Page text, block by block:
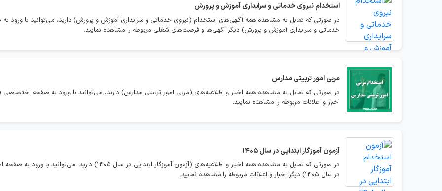
استخدامنیروی خدماتی و سرایداری آموزش و پرورش
در صورتی که تمایل به مشاهده همه آگهی‌های استخدام (نیروی خدماتی و سرایداری آموزش و پرورش) دارید، می‌توانید با ورود
خدماتی و سرایداری آموزش و پرورش) دیگر آگهی‌ها و فرصت‌های شغلی مربوطه را مشاهده نمایید.
مربی امور تربیتی مدارس
در صورتی که تمایل به مشاهده همه اخبار و اطلاعیه‌های (مربی امور تربیتی مدارس) دارید، می‌توانید با ورود به صفحه
اخبار و اعلانات مربوطه را مشاهده نمایید.
آزمون آموزگار ابتدایی در سال 1405
در صورتی که تمایل به مشاهده همه اخبار و اطلاعیه‌های (آزمون آموزگار ابتدایی در
در سال 1405) دیگر اخبار و اعلانات مربوطه را مشاهده نمایید.